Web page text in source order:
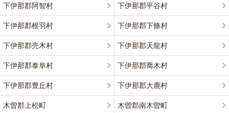
下伊那郡阿智村 下伊那郡平谷村
下伊那郡根羽村 下伊那郡下條村
下伊那郡売木村 下伊那郡天龍村
下伊那郡泰阜村 下伊那郡喬木村
下伊那郡豊丘村 下伊那郡大鹿村
木曽郡上松町 木曽郡南木曽町